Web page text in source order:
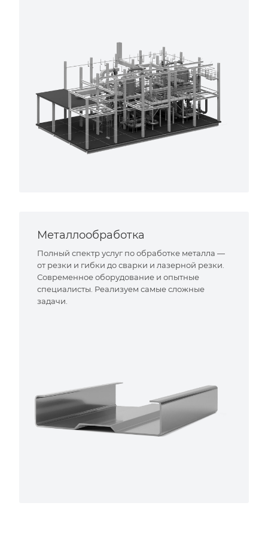
Металлообработка
Полный спектр услуг по обработке металла —
от резки и гибки до сварки и лазерной резки.
Современное оборудование и опытные
специалисты. Реализуем самые сложные
задачи.